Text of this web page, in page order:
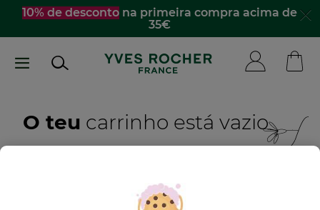
Passar
conteúdo
10% de descontona primeira compra acima de
35€
O teu carrinho está vazio